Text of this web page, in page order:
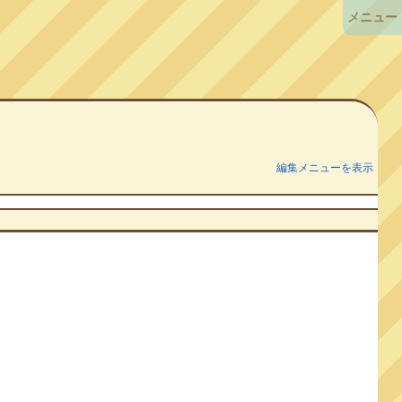
編集メニューを表示
メニュー